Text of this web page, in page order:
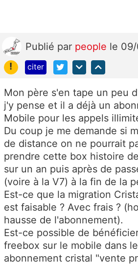
Publié par people le 09/
!
citer
Mon père s'en tape un peu
j'y pense et il a déjà un
Mobile pour les appels
Du coup je me demande si
de distance on ne pourrait
prendre cette box histoire
sur un an puis après de
(voire à la V7) à la fin de la
Est-ce que la migration
est faisable ? Avec frais ?
hausse de l'abonnement).
Est-ce possible de
freebox sur le mobile dans
abonnement cristal "vente